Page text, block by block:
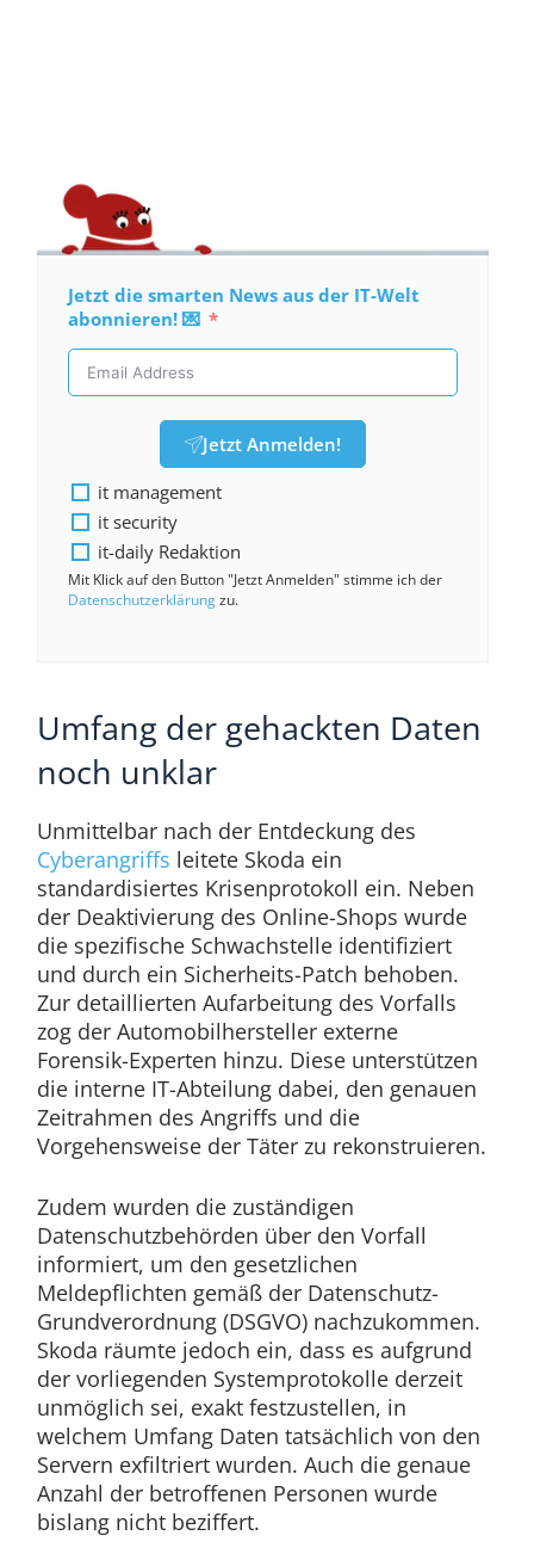
Jetzt die smarten News aus der IT-Welt
abonnieren! 💌
Jetzt Anmelden!
it management
it security
it-daily Redaktion
Mit Klick auf den Button "Jetzt Anmelden" stimme ich der
Datenschutzerklärungzu.
Umfang der gehackten Daten
noch unklar
Unmittelbar nach der Entdeckung des
Cyberangriffs leitete Skoda ein
standardisiertes Krisenprotokoll ein. Neben
der Deaktivierung des Online-Shops wurde
die spezifische Schwachstelle identifiziert
und durch ein Sicherheits-Patch behoben.
Zur detaillierten Aufarbeitung des Vorfalls
zog der Automobilhersteller externe
Forensik-Experten hinzu. Diese unterstützen
die interne IT-Abteilung dabei, den genauen
Zeitrahmen des Angriffs und die
Vorgehensweise der Täter zu rekonstruieren.
Zudem wurden die zuständigen
Datenschutzbehörden über den Vorfall
informiert, um den gesetzlichen
Meldepflichten gemäß der Datenschutz-
Grundverordnung (DSGVO) nachzukommen.
Skoda räumte jedoch ein, dass es aufgrund
der vorliegenden Systemprotokolle derzeit
unmöglich sei, exakt festzustellen, in
welchem Umfang Daten tatsächlich von den
Servern exfiltriert wurden. Auch die genaue
Anzahl der betroffenen Personen wurde
bislang nicht beziffert.